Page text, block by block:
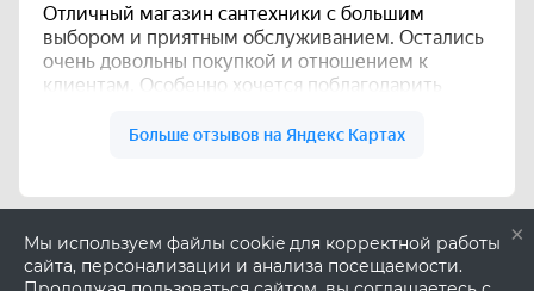
×
Мы используем файлы cookie для корректной работы
сайта, персонализации и анализа посещаемости.